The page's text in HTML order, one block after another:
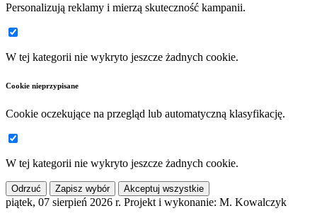
Personalizują reklamy i mierzą skuteczność kampanii.
W tej kategorii nie wykryto jeszcze żadnych cookie.
Cookie nieprzypisane
Cookie oczekujące na przegląd lub automatyczną klasyfikację.
W tej kategorii nie wykryto jeszcze żadnych cookie.
Odrzuć Zapisz wybór Akceptuj wszystkie
piątek, 07 sierpień 2026 r. Projekt i wykonanie: M. Kowalczyk